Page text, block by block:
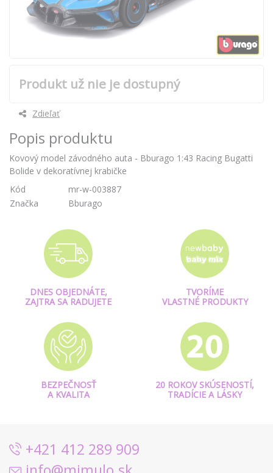
Produkt už nie je dostupný
Zdieľať
Popis produktu
Kovový model závodného auta - Bburago 1:43 Racing Bugatti
Bolide v dekoratívnej krabičke
Kód
mr-w-003887
Značka
Bburago
DNES OBJEDNÁTE,
ZAJTRA SA RADUJETE
TVORÍME
VLASTNÉ PRODUKTY
BEZPEČNOSŤ
A KVALITA
20 ROKOV SKÚSENOSTÍ,
TRADÍCIE A LÁSKY
+421 412 289 909